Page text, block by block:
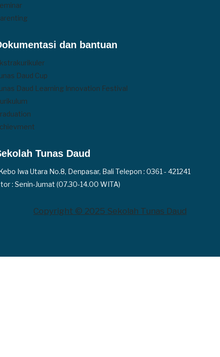
dan bantuan
Daud Cup
Daud Learning Innovation Festival
Tunas Daud
Iwa Utara No.8, Denpasar, Bali Telepon : 0361 - 421241
: Senin-Jumat (07.30-14.00 WITA)
Copyright © 2025 Sekolah Tunas Daud